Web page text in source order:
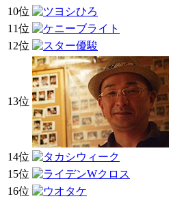
10位
11位
12位
13位
14位
15位
16位